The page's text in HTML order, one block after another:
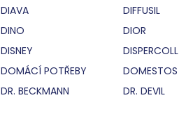
DIAVA
DIFFUSIL
DINO
DIOR
DISNEY
DISPERCOLL
DOMÁCÍ POTŘEBY
DOMESTOS
DR. BECKMANN DR. DEVIL